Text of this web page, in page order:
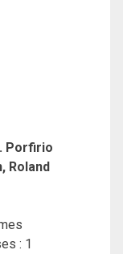
Porfirio
, Roland
: 1